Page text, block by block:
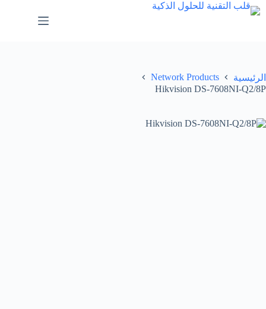
الرئيسية
Network Products
Hikvision DS-7608NI-Q2/8P